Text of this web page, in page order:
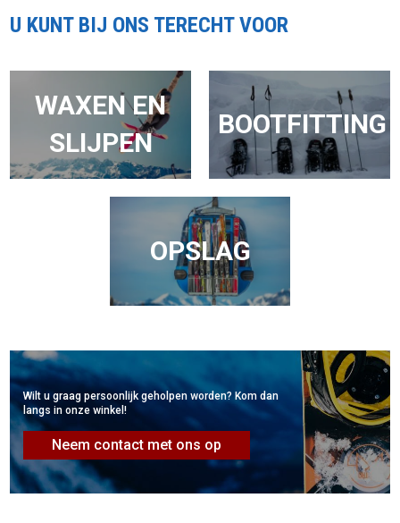
U KUNT BIJ ONS TERECHT VOOR
WAXEN EN
SLIJPEN
BOOTFITTING
OPSLAG
Wilt u graag persoonlijk geholpen worden? Kom dan
langs in onze winkel!
Neem contact met ons op